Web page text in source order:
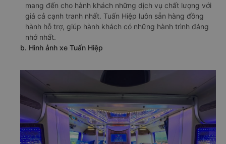
mang đến cho hành khách những dịch vụ chất lượng với
giá cả cạnh tranh nhất. Tuấn Hiệp luôn sẵn hàng đồng
hành hỗ trợ, giúp hành khách có những hành trình đáng
nhớ nhất.
b. Hình ảnh xe Tuấn Hiệp